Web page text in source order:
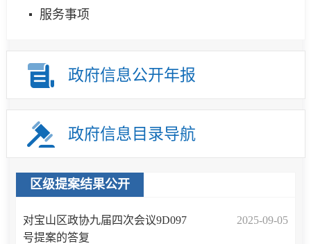
行政处罚
服务事项
政府信息公开年报
政府信息目录导航
区级提案结果公开
2025-09-05
对宝山区政协九届四次会议9D097
号提案的答复